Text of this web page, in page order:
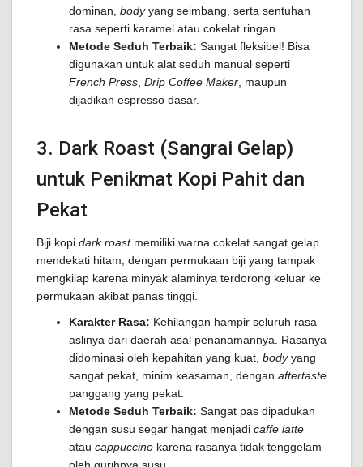
dominan, bodyyang seimbang, serta sentuhan
rasa seperti karamel atau cokelat ringan.
Metode Seduh Terbaik: Sangat fleksibel! Bisa
digunakan untuk alat seduh manual seperti
French Press Drip Coffee Maker , maupun
dijadikan espresso dasar.
3. Dark Roast (Sangrai Gelap)
untuk Penikmat Kopi Pahit dan
Pekat
Biji kopi dark roastmemiliki warna cokelat sangat gelap
mendekati hitam, dengan permukaan biji yang tampak
mengkilap karena minyak alaminya terdorong keluar ke
permukaan akibat panas tinggi.
Karakter Rasa: Kehilangan hampir seluruh rasa
aslinya dari daerah asal penanamannya. Rasanya
didominasi oleh kepahitan yang kuat, bodyyang
sangat pekat, minim keasaman, dengan aftertaste
panggang yang pekat.
Metode Seduh Terbaik: Sangat pas dipadukan
dengan susu segar hangat menjadi caffe latte
atau cappuccino karena rasanya tidak tenggelam